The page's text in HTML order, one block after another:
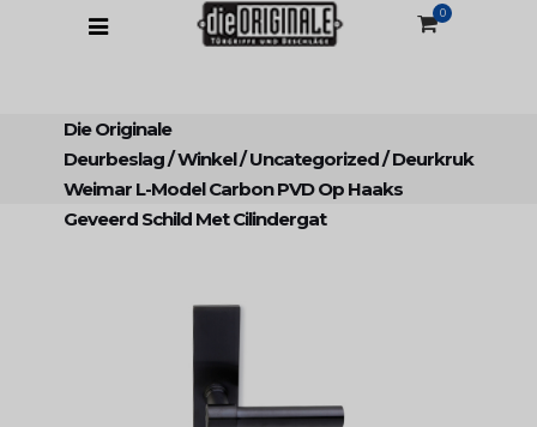
0
Die Originale
Deurbeslag/Winkel/Uncategorized/Deurkruk
Weimar L-Model Carbon PVD Op Haaks
Geveerd Schild Met Cilindergat